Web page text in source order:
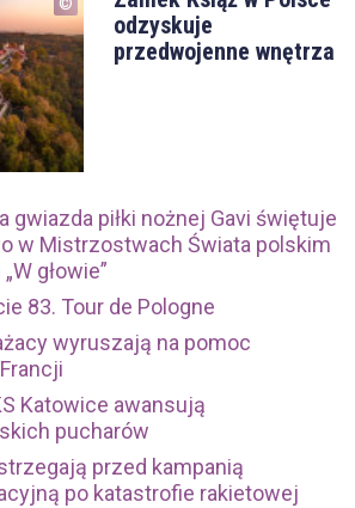
odzyskuje
przedwojenne wnętrza
gwiazda piłki nożnej Gavi świętuje
w Mistrzostwach Świata polskim
głowie”
83. Tour de Pologne
wyruszają na pomoc
Katowice awansują
pucharów
przed kampanią
po katastrofie rakietowej